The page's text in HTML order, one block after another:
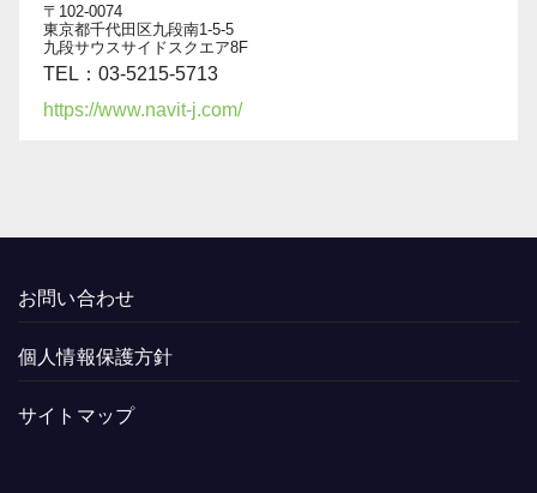
〒102-0074
東京都千代田区九段南1-5-5
九段サウスサイドスクエア8F
TEL：03-5215-5713
https://www.navit-j.com/
お問い合わせ
個人情報保護方針
サイトマップ